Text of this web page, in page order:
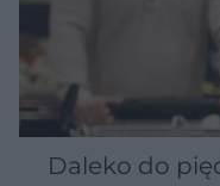
Daleko do